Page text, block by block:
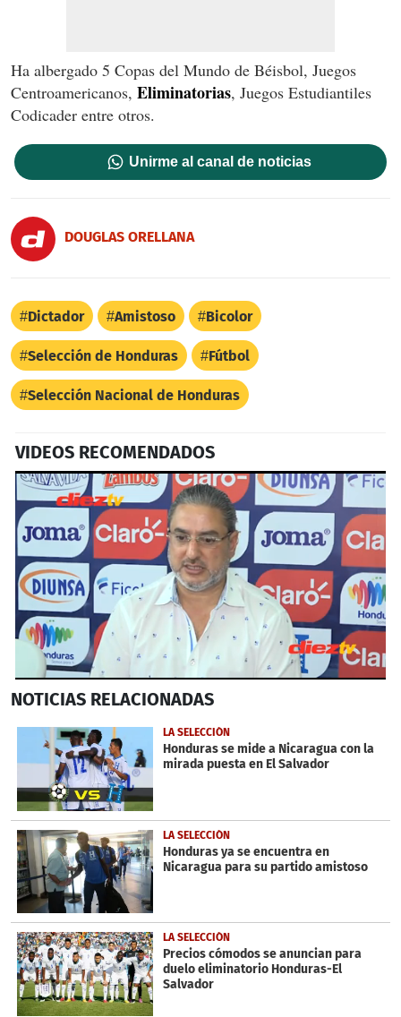
Ha albergado 5 Copas del Mundo de Béisbol, Juegos
Centroamericanos, Eliminatorias, Juegos Estudiantiles
Codicader entre otros.
Unirme al canal de noticias
DOUGLAS ORELLANA
Dictador Amistoso Bicolor
Selección de Honduras Fútbol
Selección Nacional de Honduras
VIDEOS RECOMENDADOS
seconds
2
minutes,
seconds
NOTICIAS RELACIONADAS
LA SELECCIÓN
Honduras se mide a Nicaragua con la
mirada puesta en El Salvador
LA SELECCIÓN
Honduras ya se encuentra en
Nicaragua para su partido amistoso
LA SELECCIÓN
Precios cómodos se anuncian para
duelo eliminatorio Honduras-El
Salvador